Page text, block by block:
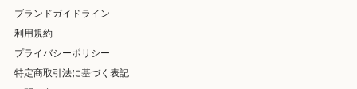
ブランドガイドライン
利用規約
プライバシーポリシー
特定商取引法に基づく表記